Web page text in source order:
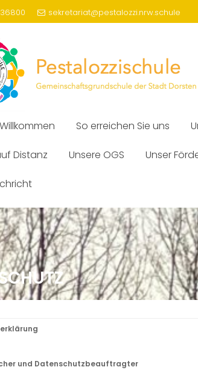
sekretariat@pestalozzi.nrw.schule
So erreichen Sie uns
Distanz Unsere OGS Unser
und Datenschutzbeauftragter